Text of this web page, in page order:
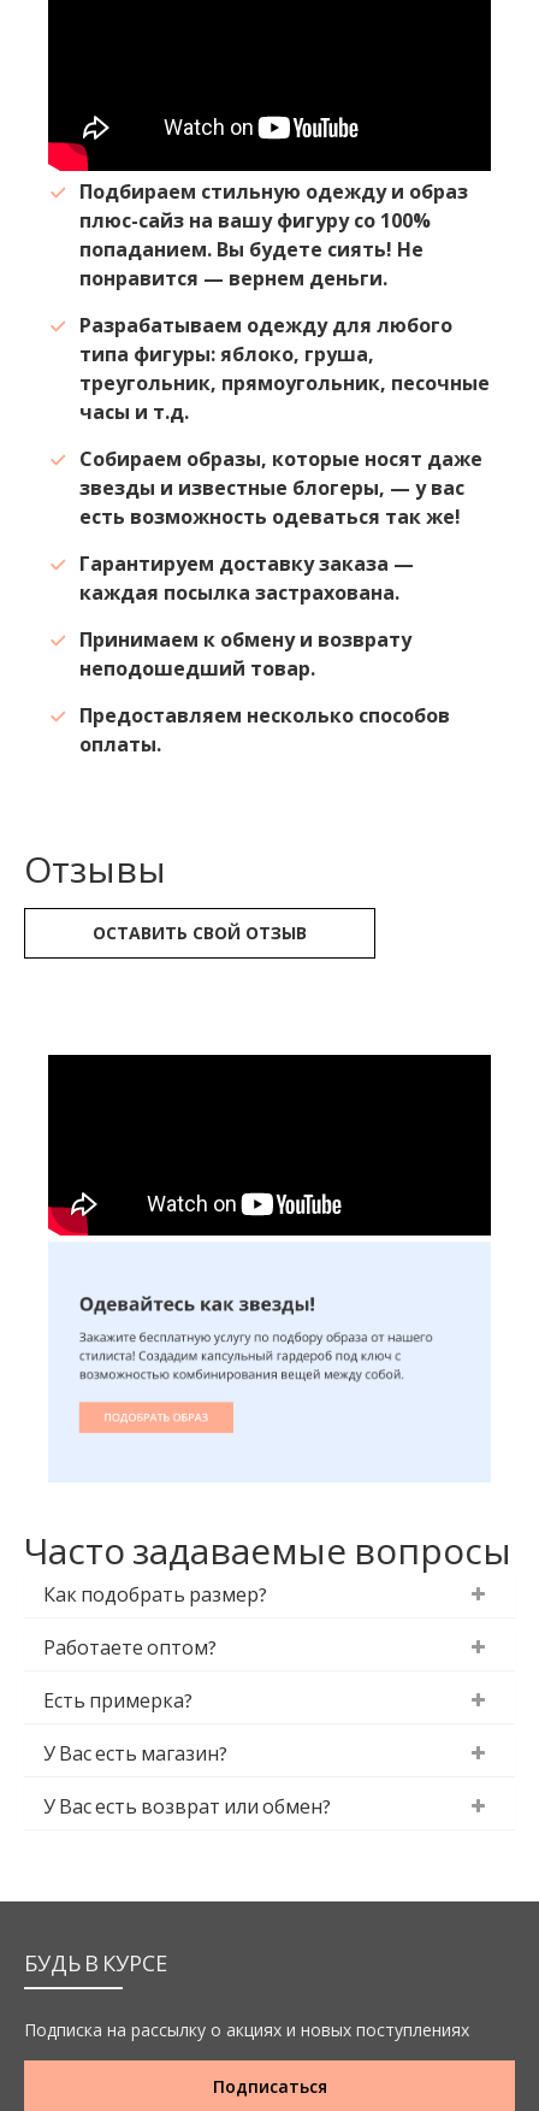
Подбираем стильную одежду и образ
плюс-сайз на вашу фигуру со 100%
попаданием. Вы будете сиять! Не
понравится — вернем деньги.
Разрабатываем одежду для любого
типа фигуры: яблоко, груша,
треугольник, прямоугольник, песочные
часы и т.д.
Собираем образы, которые носят даже
звезды и известные блогеры, — у вас
есть возможность одеваться так же!
Гарантируем доставку заказа —
каждая посылка застрахована.
Принимаем к обмену и возврату
неподошедший товар.
Предоставляем несколько способов
оплаты.
Отзывы
ОСТАВИТЬ СВОЙ ОТЗЫВ
Часто задаваемые вопросы
Как подобрать размер?
Работаете оптом?
Есть примерка?
У Вас есть магазин?
У Вас есть возврат или обмен?
БУДЬ В КУРСЕ
Подписка на рассылку о акциях и новых поступлениях
Подписаться